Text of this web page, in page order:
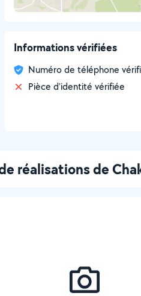
Informations vérifiées
Numéro de téléphone
Pièce d'identité vérifiée
réalisations de